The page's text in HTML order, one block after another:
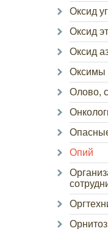
Оксид
Оксид
Оксид
Оксимы
Олово,
Опий
Орнитоз